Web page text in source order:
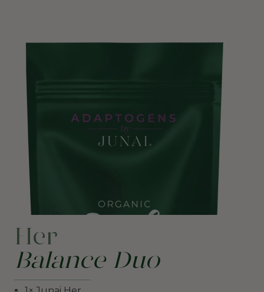
Her
Balance Duo